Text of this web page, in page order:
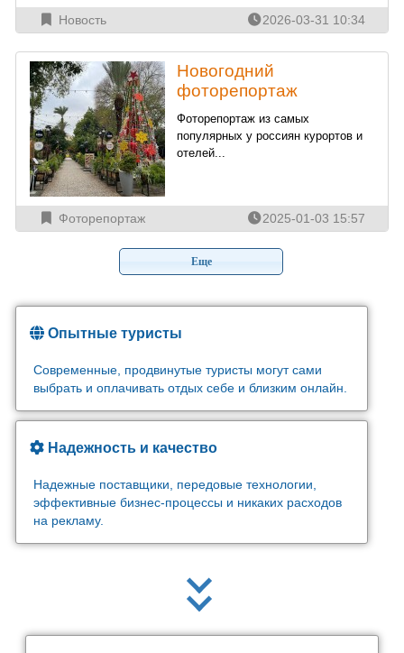
Новость 2026-03-31 10:34
Новогодний
фоторепортаж
Фоторепортаж из самых
популярных у россиян курортов и
отелей...
Фоторепортаж 2025-01-03 15:57
Опытные туристы
Современные, продвинутые туристы могут сами
выбрать и оплачивать отдых себе и близким онлайн.
Надежность и качество
Надежные поставщики, передовые технологии,
эффективные бизнес-процессы и никаких расходов
на рекламу.